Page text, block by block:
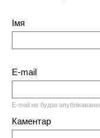
Імя
E-mail
E-mail не будзе апублікаваны
Каментар